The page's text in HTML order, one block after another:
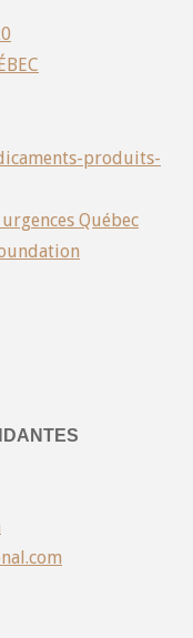
produits-
Québec